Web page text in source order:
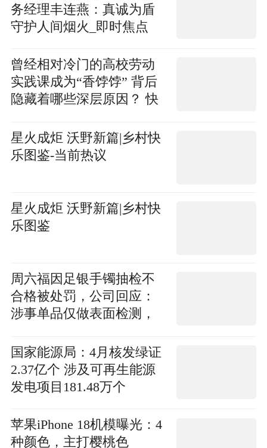
务经理丰连燕：真诚为盾
守护人间烟火_即时焦点
曾经相对冷门的高校劳动
实践课成为“香饽饽” 背后
隐藏着哪些深层原因？ 快
星火成炬 沃野新篇|乡村快
乐图鉴-当前热议
星火成炬 沃野新篇|乡村快
乐图鉴
周六福因足银手镯抽检不
合格被处罚，公司回应：
涉事单品仅做表面检测，
格
国家能源局：4月核发绿证
2.37亿个 涉及可再生能源
发电项目181.48万个
苹果iPhone 18机模曝光：4
种颜色，主打樱桃色